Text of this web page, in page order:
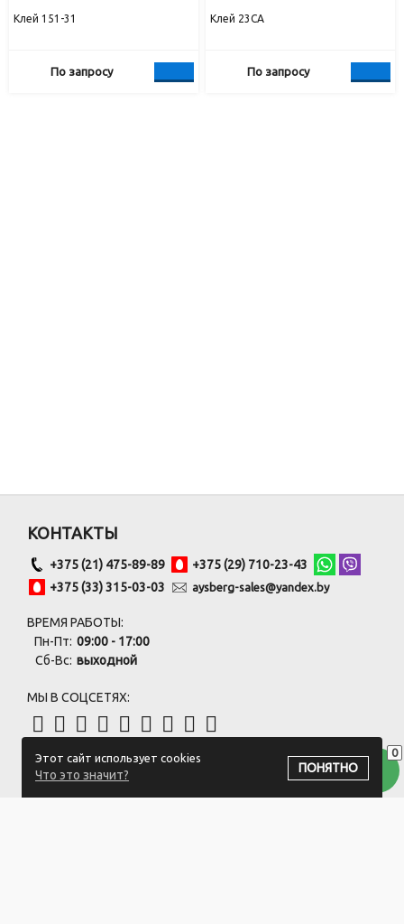
Клей 151-31
По запросу
Клей 23СА
По запросу
0
Этот сайт использует cookies
Что это значит?
ПОНЯТНО
КОНТАКТЫ
+375 (21) 475-89-89
+375 (29) 710-23-43
+375 (33) 315-03-03
aysberg-sales@yandex.by
ВРЕМЯ РАБОТЫ:
Пн-Пт: 09:00 - 17:00
Сб-Вс: выходной
МЫ В СОЦСЕТЯХ:
ПОДПИСАТЬСЯ НА РАССЫЛКУ